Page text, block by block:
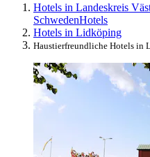
Hotels in Landeskreis
SchwedenHotels
Hotels in Lidköping
Haustierfreundliche Hotels in